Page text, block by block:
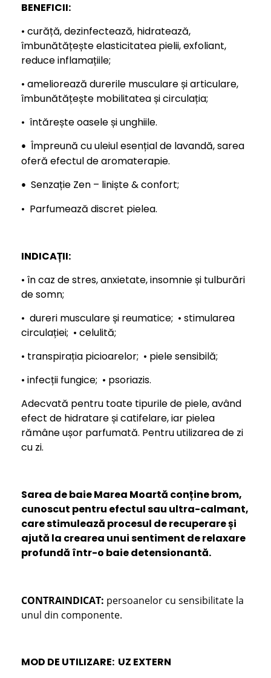
BENEFICII:
• curăță, dezinfectează, hidratează,
îmbunătățește elasticitatea pielii, exfoliant,
reduce inflamațiile;
• ameliorează durerile musculare și articulare,
îmbunătățește mobilitatea și circulația;
• întărește oasele și unghiile.
• Împreună cu uleiul esențial de lavandă, sarea
oferă efectul de aromaterapie.
• Senzație Zen – liniște & confort;
• Parfumează discret pielea.
INDICAȚII:
• în caz de stres, anxietate, insomnie și tulburări
de somn;
• dureri musculare și reumatice; • stimularea
circulației; • celulită;
• transpirația picioarelor; • piele sensibilă;
• infecții fungice; • psoriazis.
Adecvată pentru toate tipurile de piele, având
efect de hidratare și catifelare, iar pielea
rămâne ușor parfumată. Pentru utilizarea de zi
cu zi.
Sarea de baie Marea Moartă conține brom,
cunoscut pentru efectul sau ultra-calmant,
care stimulează procesul de recuperare și
ajută la crearea unui sentiment de relaxare
profundă într-o baie detensionantă.
CONTRAINDICAT: persoanelor cu sensibilitate la
unul din componente.
MOD DE UTILIZARE: UZ EXTERN